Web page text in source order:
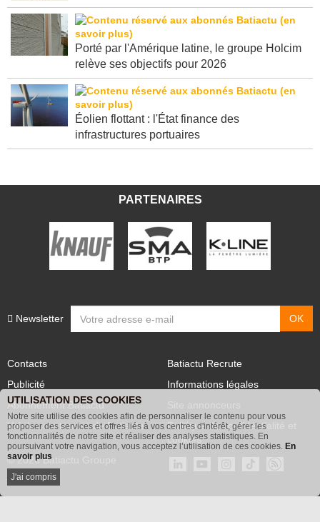
Porté par l'Amérique latine, le groupe Holcim
relève ses objectifs pour 2026
Éolien flottant : l'État finance des
infrastructures portuaires
PARTENAIRES
Newsletter
Contacts
Publicité
Abonnement Batiactu
Voir les contenus+ de Batiactu
Batiactu Recrute
Informations légales
Politique de confidentialité et
cookies
© 2026 Batiactu Groupe
UTILISATION DES COOKIES
Notre site utilise des cookies afin de personnaliser le contenu pour vous
proposer des services et offres liés à vos centres d'intérêt, gérer les
fonctionnalités de notre site et réaliser des analyses statistiques. En
poursuivant votre navigation, vous acceptez l’utilisation de ces cookies. En
savoir plus
J'ai compris